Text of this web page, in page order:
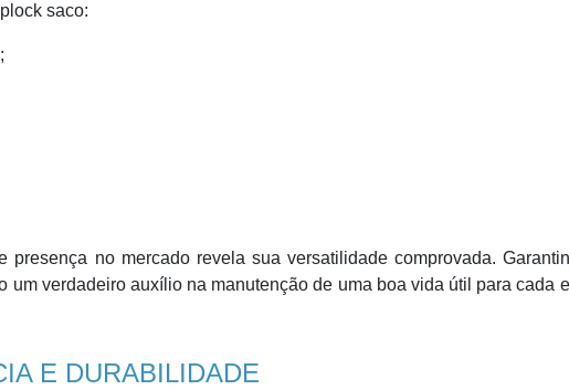
saco:
presença no mercado revela sua versatilidade comprovada.
um verdadeiro auxílio na manutenção de uma boa vida útil para cada
E DURABILIDADE